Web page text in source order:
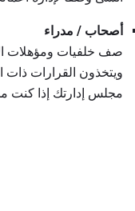
أصحاب / مدراء
صف خلفيات ومؤهلات
ويتخذون القرارات
مجلس إدارتك إذا كنت